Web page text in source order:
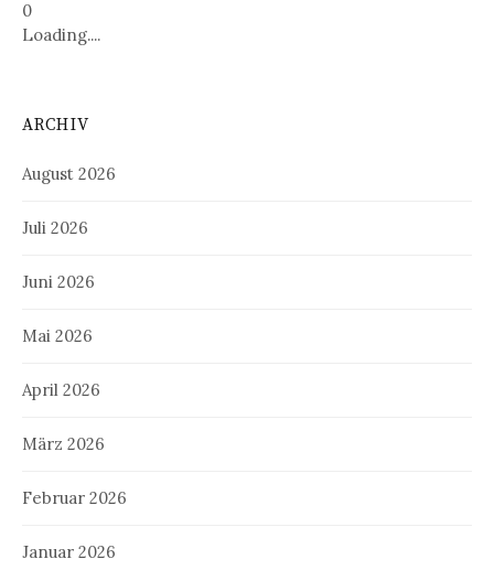
0
Loading....
ARCHIV
August 2026
Juli 2026
Juni 2026
Mai 2026
April 2026
März 2026
Februar 2026
Januar 2026